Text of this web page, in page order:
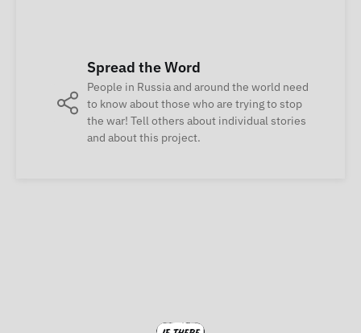
Spread the Word
People in Russia and around the world need
to know about those who are trying to stop
the war! Tell others about individual stories
and about this project.